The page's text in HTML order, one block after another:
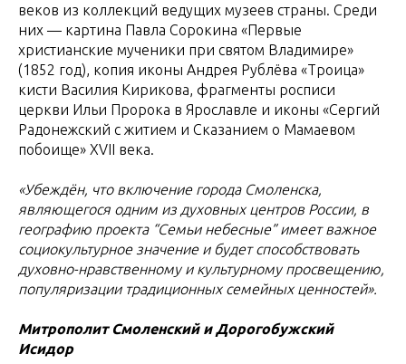
веков из коллекций ведущих музеев страны. Среди
них — картина Павла Сорокина «Первые
христианские мученики при святом Владимире»
(1852 год), копия иконы Андрея Рублёва «Троица»
кисти Василия Кирикова, фрагменты росписи
церкви Ильи Пророка в Ярославле и иконы «Сергий
Радонежский с житием и Сказанием о Мамаевом
побоище» XVII века.
«Убеждён, что включение города Смоленска,
являющегося одним из духовных центров России, в
географию проекта “Семьи небесные” имеет важное
социокультурное значение и будет способствовать
духовно-нравственному и культурному просвещению,
популяризации традиционных семейных ценностей».
Митрополит Смоленский и Дорогобужский
Исидор